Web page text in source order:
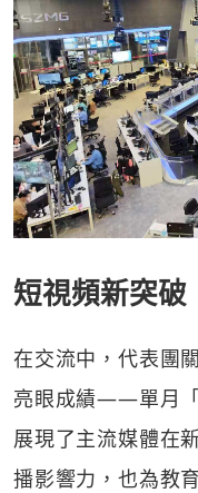
短視頻新突
在交流中，代表團
亮眼成績——單月「
展現了主流媒體在
播影響力，也為教